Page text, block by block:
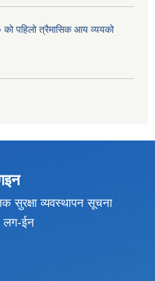
पहिलो त्रैमासिक आय व्ययको
सुरक्षा व्यवस्थापन सूचना
लग-ईन